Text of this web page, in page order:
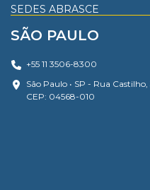
SEDES ABRASCE
SÃO PAULO
+55 11 3506-8300
São Paulo • SP - Rua
CEP: 04568-010